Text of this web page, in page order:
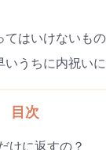
はいけないも
うちに内祝い
目次
けに返すの？